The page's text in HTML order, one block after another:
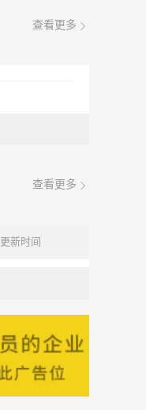
查看更多
查看更多
更新时间